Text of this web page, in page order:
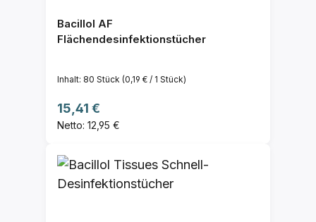
Bacillol AF
Flächendesinfektionstücher
Inhalt: 80 Stück (0,19 € / 1 Stück)
Regulärer Preis:
15,41 €
Netto: 12,95 €